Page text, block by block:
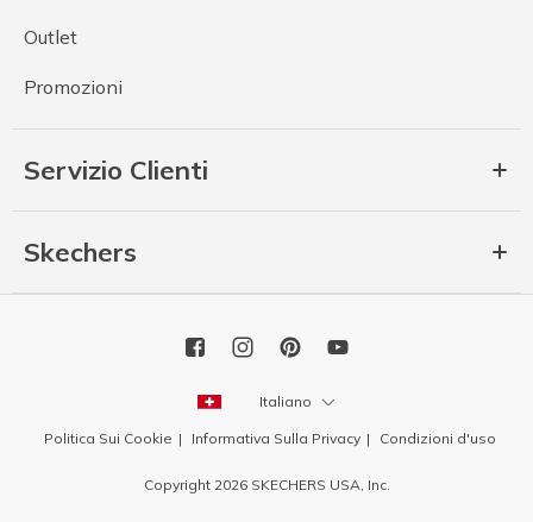
Outlet
Promozioni
Servizio Clienti
Skechers
Italiano
Politica Sui Cookie Informativa Sulla Privacy Condizioni d'uso
Copyright 2026 SKECHERS USA, Inc.